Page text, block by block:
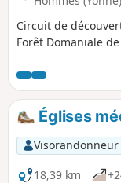
Circuit de
Forêt Domaniale
Églises
Visorandonneur
18,39 km